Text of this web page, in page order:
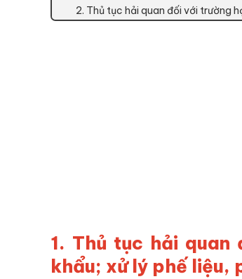
2. Thủ tục hải quan đối với trường
1. Thủ tục hải
khẩu; xử lý phế liệu,